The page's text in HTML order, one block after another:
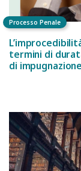
Processo Penale
termini di
di impugnazione